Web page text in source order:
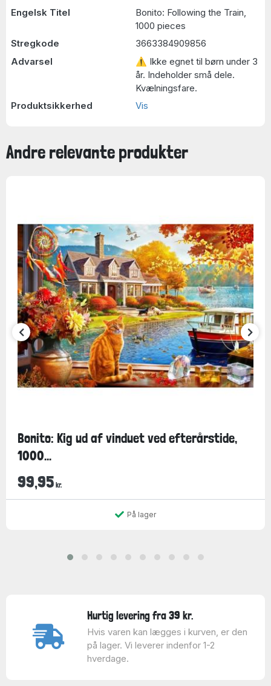
Engelsk Titel
Bonito: Following the Train,
1000 pieces
Stregkode
3663384909856
Advarsel
⚠ Ikke egnet til børn under 3
år. Indeholder små dele.
Kvælningsfare.
Produktsikkerhed
Vis
Andre relevante produkter
Bonito: Kig ud af vinduet ved efterårstide,
1000...
99,95 kr.
På lager
Hurtig levering fra 39 kr.
Hvis varen kan lægges i kurven, er den
på lager. Vi leverer indenfor 1-2
hverdage.